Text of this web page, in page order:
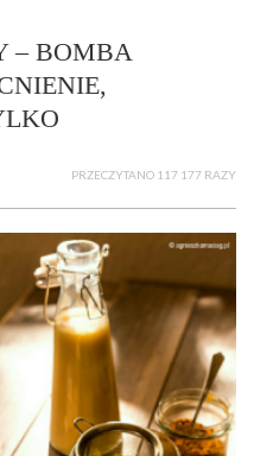
– BOMBA
PRZECZYTANO 117 177 RAZY